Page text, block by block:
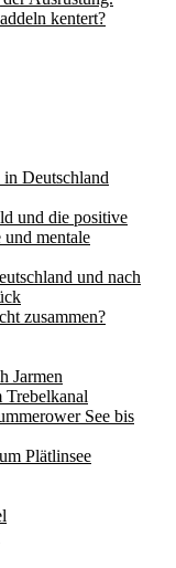
kentert?
Deutschland
und die positive
mentale
und nach
zusammen?
Jarmen
Trebelkanal
See bis
Plätlinsee